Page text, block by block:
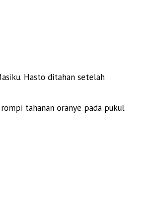
Hasto ditahan setelah
tahanan oranye pada pukul